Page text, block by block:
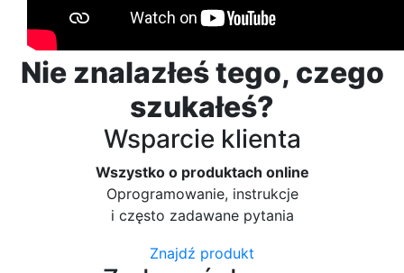
Nie znalazłeś tego, czego
szukałeś?
Wsparcie klienta
Wszystko o produktach online
Oprogramowanie, instrukcje
i często zadawane pytania
Znajdź produkt